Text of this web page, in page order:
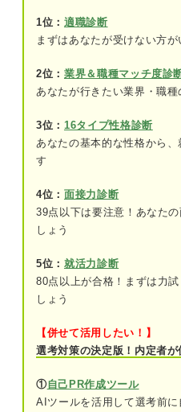
反響営業が多く見ら
自動車業界
保険・証券業
働くイメージが膨ら
反響・問い合
①成約率が高
②コストの調
③営業の負担
1位： 適職診断
まずはあなたが受けない方
2位： 業界＆職種マッチ度診
あなたが行きたい業界・職
3位： 16タイプ性格診断
あなたの基本的な性格から
す
4位： 面接力診断
39点以下は要注意！あなた
しょう
5位： 就活力診断
80点以上が合格！まずは力
しょう
【併せて活用したい！】
選考対策の決定版！内定者
①自己PR作成ツール
AIツールを活用して選考前